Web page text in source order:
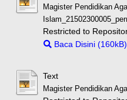
Magister Pendidikan
Restricted to
Baca Disini (160kB)
Text
Magister Pendidikan